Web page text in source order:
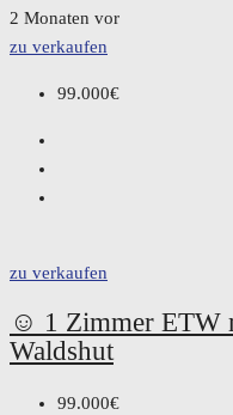
2 Monaten vor
zu verkaufen
99.000€
zu verkaufen
☺️ 1 Zimmer ETW
Waldshut
99.000€